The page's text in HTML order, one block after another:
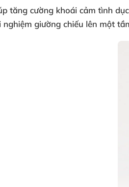
tăng cường khoái cảm tình dục
nghiệm giường chiếu lên một